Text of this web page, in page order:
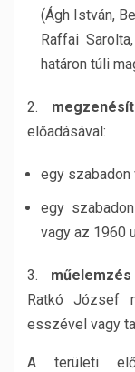
(Ágh István,
Raffai
határon túli
2.
előadásával:
egy
egy
vagy az 1960
3.
Ratkó József
esszével vagy
A területi